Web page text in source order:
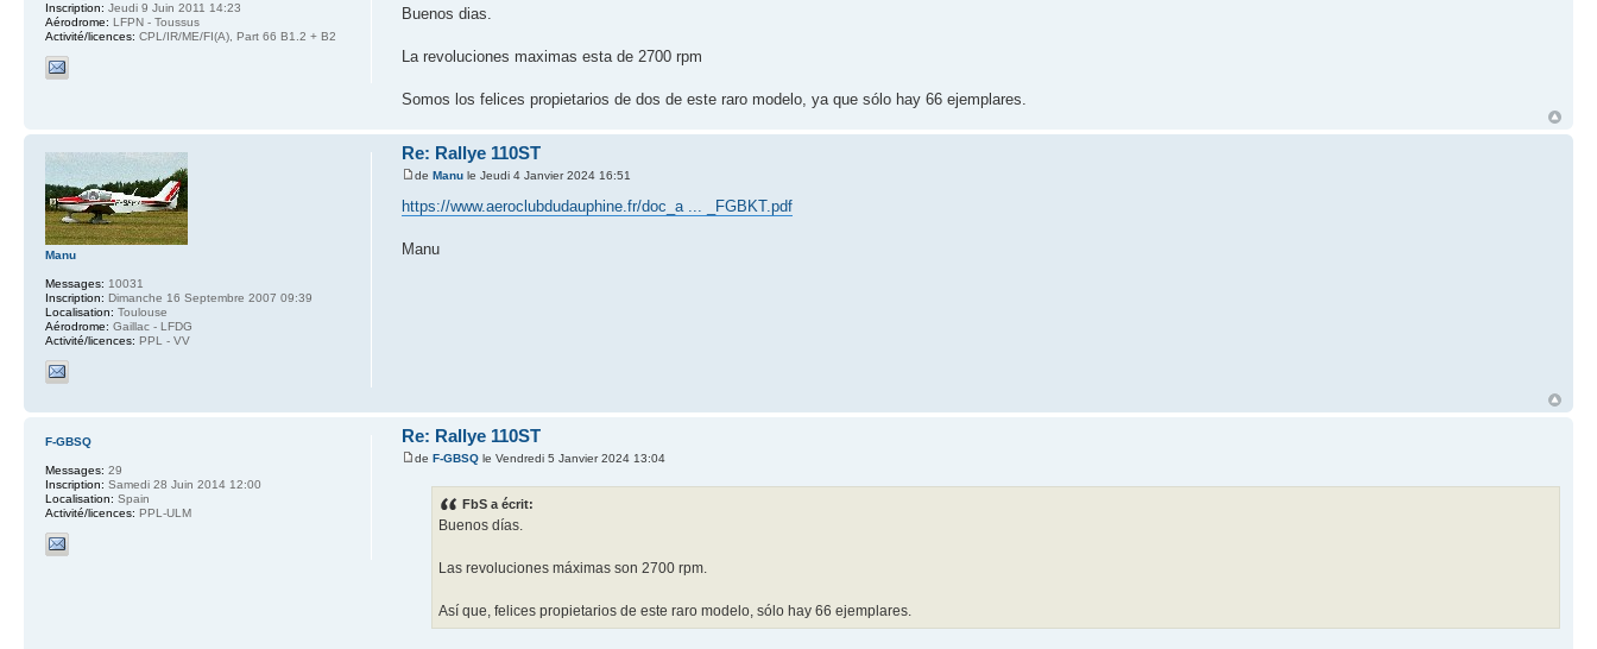
Buenos dias.
La revoluciones maximas esta de 2700 rpm
Somos los felices propietarios de dos de este raro modelo, ya que sólo hay 66 ejemplares.
Inscription: Jeudi 9 Juin 2011 14:23
Aérodrome: LFPN - Toussus
Activité/licences: CPL/IR/ME/FI(A), Part 66 B1.2 + B2
Re: Rallye 110ST
deManu le Jeudi 4 Janvier 2024 16:51
https://www.aeroclubdudauphine.fr/doc_a ... _FGBKT.pdf
Manu
Manu
Messages: 10031
Inscription: Dimanche 16 Septembre 2007 09:39
Localisation: Toulouse
Aérodrome: Gaillac - LFDG
Activité/licences: PPL - VV
Re: Rallye 110ST
deF-GBSQ le Vendredi 5 Janvier 2024 13:04
FbS a écrit:
Buenos días.
Las revoluciones máximas son 2700 rpm.
Así que, felices propietarios de este raro modelo, sólo hay 66 ejemplares.
F-GBSQ
Messages: 29
Inscription: Samedi 28 Juin 2014 12:00
Localisation: Spain
Activité/licences: PPL-ULM